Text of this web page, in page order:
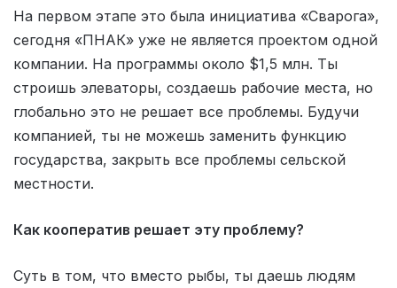
На первом этапе это была инициатива «Сварога»,
сегодня «ПНАК» уже не является проектом одной
компании. На программы около $1,5 млн. Ты
строишь элеваторы, создаешь рабочие места, но
глобально это не решает все проблемы. Будучи
компанией, ты не можешь заменить функцию
государства, закрыть все проблемы сельской
местности.
Как кооператив решает эту проблему?
Суть в том, что вместо рыбы, ты даешь людям